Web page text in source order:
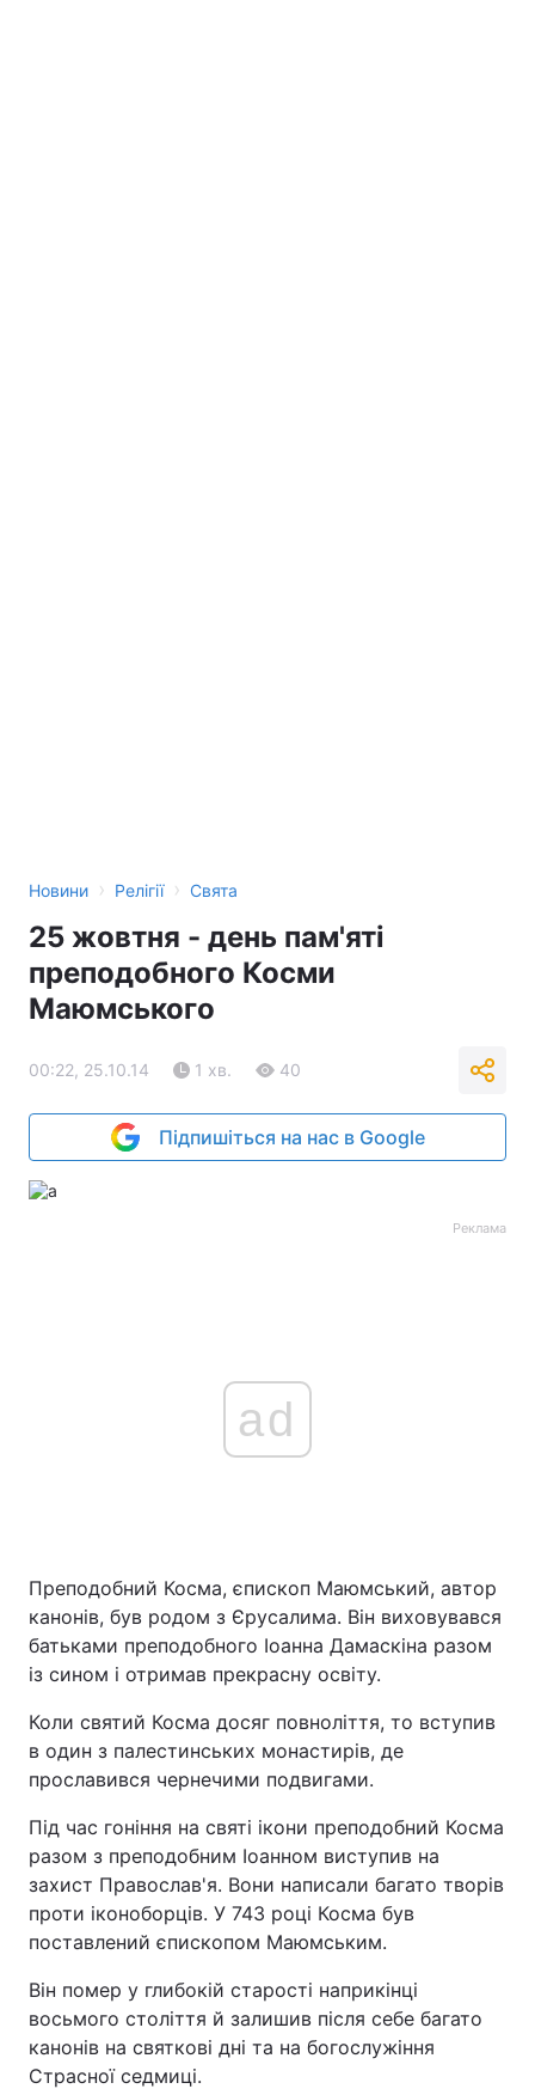
Новини › Релігії › Свята
25 жовтня - день пам'яті
преподобного Косми
Маюмського
00:22, 25.10.14 1 хв. 40
Підпишіться на нас в Google
Реклама
ad
Преподобний Косма, єпископ Маюмський, автор
канонів, був родом з Єрусалима. Він виховувався
батьками преподобного Іоанна Дамаскіна разом
із сином і отримав прекрасну освіту.
Коли святий Косма досяг повноліття, то вступив
в один з палестинських монастирів, де
прославився чернечими подвигами.
Під час гоніння на святі ікони преподобний Косма
разом з преподобним Іоанном виступив на
захист Православ'я. Вони написали багато творів
проти іконоборців. У 743 році Косма був
поставлений єпископом Маюмським.
Він помер у глибокій старості наприкінці
восьмого століття й залишив після себе багато
канонів на святкові дні та на богослужіння
Страсної седмиці.